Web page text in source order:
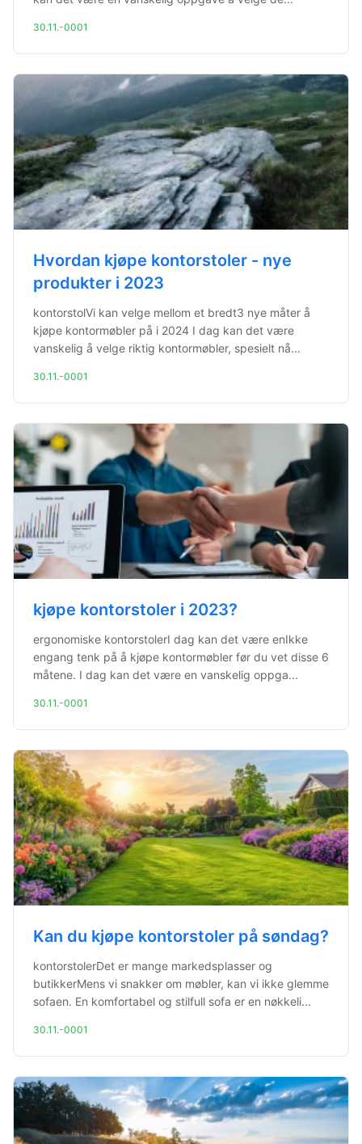
30.11.-0001
Hvordan kjøpe kontorstoler - nye
produkter i 2023
kontorstolVi kan velge mellom et bredt3 nye måter å
kjøpe kontormøbler på i 2024 I dag kan det være
vanskelig å velge riktig kontormøbler, spesielt nå...
30.11.-0001
kjøpe kontorstoler i 2023?
ergonomiske kontorstolerI dag kan det være enIkke
engang tenk på å kjøpe kontormøbler før du vet disse 6
måtene. I dag kan det være en vanskelig oppga...
30.11.-0001
Kan du kjøpe kontorstoler på søndag?
kontorstolerDet er mange markedsplasser og
butikkerMens vi snakker om møbler, kan vi ikke glemme
sofaen. En komfortabel og stilfull sofa er en nøkkeli...
30.11.-0001